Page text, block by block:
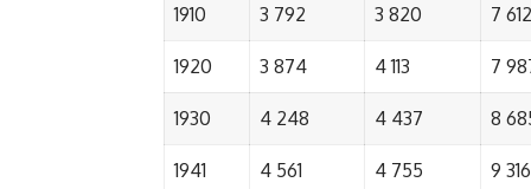
1910 3 792 3 820 7 612
1920 3 874 4 113 7
1930 4 248 4 437 8
1941 4 561 4 755 9 316